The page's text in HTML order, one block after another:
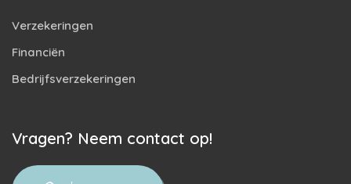
Verzekeringen
Financiën
Bedrijfsverzekeringen
Vragen? Neem contact op!